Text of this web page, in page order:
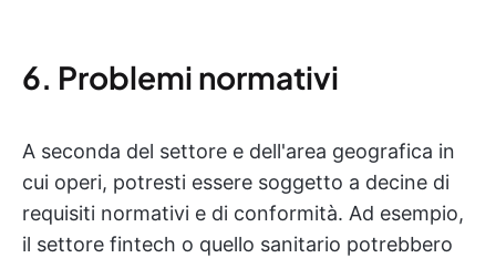
6. Problemi normativi
A seconda del settore e dell'area geografica in
cui operi, potresti essere soggetto a decine di
requisiti normativi e di conformità. Ad esempio,
il settore fintech o quello sanitario potrebbero